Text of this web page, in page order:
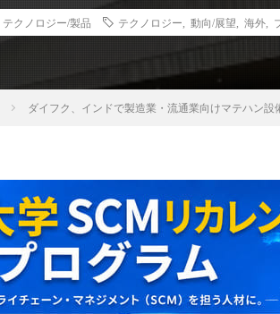
テクノロジー/製品 テクノロジー 動向/展望 海外
ダイフク、インドで製造業・流通業向けマテハン